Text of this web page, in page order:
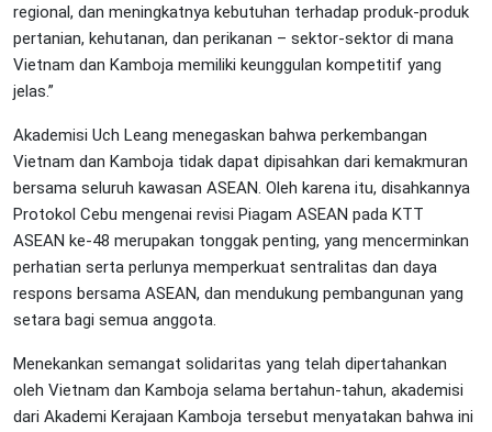
regional, dan meningkatnya kebutuhan terhadap produk-produk
pertanian, kehutanan, dan perikanan – sektor-sektor di mana
Vietnam dan Kamboja memiliki keunggulan kompetitif yang
jelas.”
Akademisi Uch Leang menegaskan bahwa perkembangan
Vietnam dan Kamboja tidak dapat dipisahkan dari kemakmuran
bersama seluruh kawasan ASEAN. Oleh karena itu, disahkannya
Protokol Cebu mengenai revisi Piagam ASEAN pada KTT
ASEAN ke-48 merupakan tonggak penting, yang mencerminkan
perhatian serta perlunya memperkuat sentralitas dan daya
respons bersama ASEAN, dan mendukung pembangunan yang
setara bagi semua anggota.
Menekankan semangat solidaritas yang telah dipertahankan
oleh Vietnam dan Kamboja selama bertahun-tahun, akademisi
dari Akademi Kerajaan Kamboja tersebut menyatakan bahwa ini